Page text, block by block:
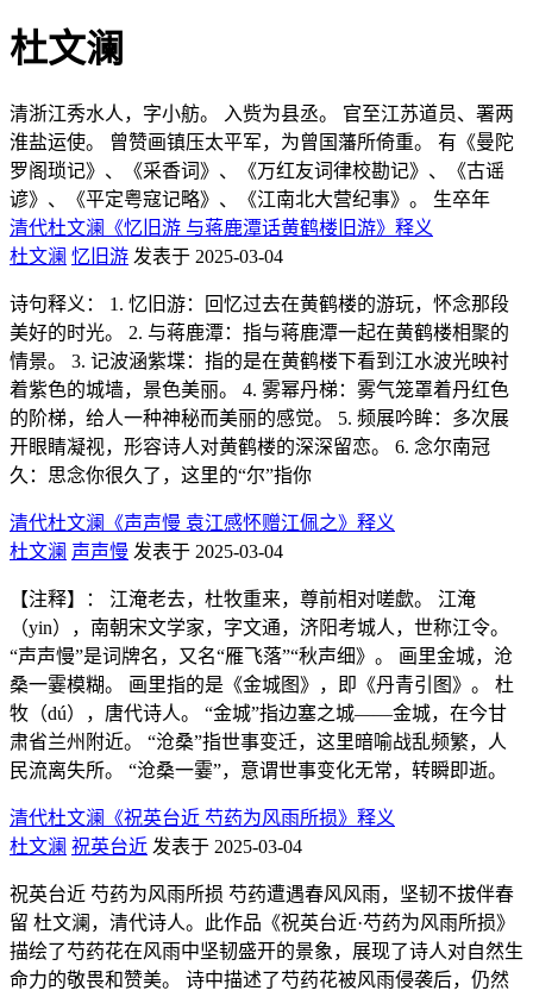
杜文澜
清浙江秀水人，字小舫。 入赀为县丞。 官至江苏道员、署两
淮盐运使。 曾赞画镇压太平军，为曾国藩所倚重。 有《曼陀
罗阁琐记》、《采香词》、《万红友词律校勘记》、《古谣
谚》、《平定粤寇记略》、《江南北大营纪事》。 生卒年
清代杜文澜《忆旧游 与蒋鹿潭话黄鹤楼旧游》释义
杜文澜 忆旧游 发表于 2025-03-04
诗句释义： 1. 忆旧游：回忆过去在黄鹤楼的游玩，怀念那段
美好的时光。 2. 与蒋鹿潭：指与蒋鹿潭一起在黄鹤楼相聚的
情景。 3. 记波涵紫堞：指的是在黄鹤楼下看到江水波光映衬
着紫色的城墙，景色美丽。 4. 雾幂丹梯：雾气笼罩着丹红色
的阶梯，给人一种神秘而美丽的感觉。 5. 频展吟眸：多次展
开眼睛凝视，形容诗人对黄鹤楼的深深留恋。 6. 念尔南冠
久：思念你很久了，这里的“尔”指你
清代杜文澜《声声慢 袁江感怀赠江佩之》释义
杜文澜 声声慢 发表于 2025-03-04
【注释】： 江淹老去，杜牧重来，尊前相对嗟歔。 江淹
（yin），南朝宋文学家，字文通，济阳考城人，世称江令。
“声声慢”是词牌名，又名“雁飞落”“秋声细》。 画里金城，沧
桑一霎模糊。 画里指的是《金城图》，即《丹青引图》。 杜
牧（dú），唐代诗人。 “金城”指边塞之城——金城，在今甘
肃省兰州附近。 “沧桑”指世事变迁，这里暗喻战乱频繁，人
民流离失所。 “沧桑一霎”，意谓世事变化无常，转瞬即逝。
清代杜文澜《祝英台近 芍药为风雨所损》释义
杜文澜 祝英台近 发表于 2025-03-04
祝英台近 芍药为风雨所损 芍药遭遇春风风雨，坚韧不拔伴春
留 杜文澜，清代诗人。此作品《祝英台近·芍药为风雨所损》
描绘了芍药花在风雨中坚韧盛开的景象，展现了诗人对自然生
命力的敬畏和赞美。 诗中描述了芍药花被风雨侵袭后，仍然